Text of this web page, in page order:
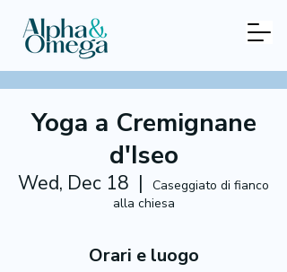
Yoga a Cremignane
d'Iseo
Wed, Dec 18
  |
Caseggiato di fianco
alla chiesa
Orari e luogo